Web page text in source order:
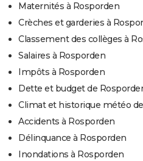
Maternités à Rosporden
Crèches et garderies à
Classement des collèges à
Salaires à Rosporden
Impôts à Rosporden
Dette et budget de
Climat et historique météo
Accidents à Rosporden
Délinquance à Rosporden
Inondations à Rosporden